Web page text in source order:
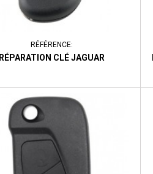
RÉFÉRENCE:
RÉPARATION CLÉ JAGUAR